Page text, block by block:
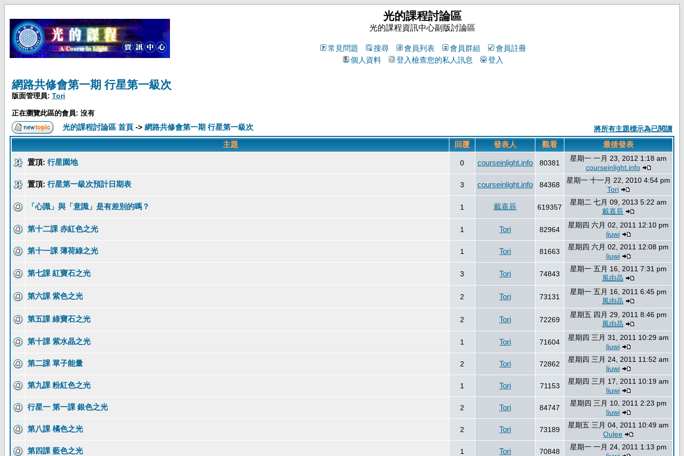
光的課程討論區
光的課程資訊中心副版討論區
常見問題 搜尋 會員列表 會員群組
會員註冊
個人資料
登入檢查您的私人訊息 登入
網路共修會第一期 行星第一級次
版面管理員: Tori
正在瀏覽此區的會員: 沒有
光的課程討論區 首頁 -> 網路共修會第一期 行星第一級次 將所有主題標示為已閱讀
主題 回覆 發表人 觀看 最後發表
置頂: 行星園地 0 courseinlight.info 80381
星期一 一月 23, 2012 1:18 am
courseinlight.info
置頂: 行星第一級次預計日期表 3 courseinlight.info 84368
星期一 十一月 22, 2010 4:54 pm
Tori
「心識」與「意識」是有差別的嗎？ 1 戴嘉辰 619357
星期二 七月 09, 2013 5:22 am
戴嘉辰
第十二課 赤紅色之光 1 Tori 82964
星期四 六月 02, 2011 12:10 pm
liuwi
第十一課 薄荷綠之光 1 Tori 81663
星期四 六月 02, 2011 12:08 pm
liuwi
第七課 紅寶石之光 3 Tori 74843
星期一 五月 16, 2011 7:31 pm
風由晶
第六課 紫色之光 2 Tori 73131
星期一 五月 16, 2011 6:45 pm
風由晶
第五課 綠寶石之光 2 Tori 72269
星期五 四月 29, 2011 8:46 pm
風由晶
第十課 紫水晶之光 1 Tori 71604
星期四 三月 31, 2011 10:29 am
liuwi
第二課 單子能量 2 Tori 72862
星期四 三月 24, 2011 11:52 am
liuwi
第九課 粉紅色之光 1 Tori 71153
星期四 三月 17, 2011 10:19 am
liuwi
行星一 第一課 銀色之光 2 Tori 84747
星期四 三月 10, 2011 2:23 pm
liuwi
第八課 橘色之光 2 Tori 73189
星期五 三月 04, 2011 10:49 am
Oulee
第四課 藍色之光 1 Tori 70848
星期一 一月 24, 2011 1:13 pm